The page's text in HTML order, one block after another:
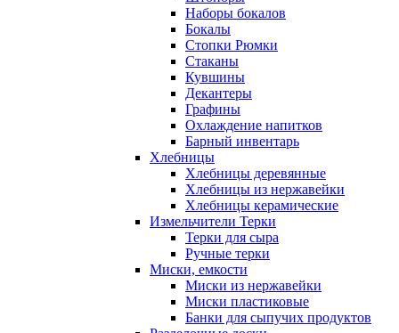
Наборы бокалов
Бокалы
Стопки Рюмки
Стаканы
Кувшины
Декантеры
Графины
Охлаждение напитков
Барный инвентарь
Хлебницы
Хлебницы деревянные
Хлебницы из нержавейки
Хлебницы керамические
Измельчители Терки
Терки для сыра
Ручные терки
Миски, емкости
Миски из нержавейки
Миски пластиковые
Банки для сыпучих продуктов